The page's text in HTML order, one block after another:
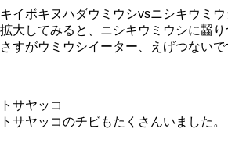
キイボキヌハダウミウシvsニシキウミウ
拡大してみると、ニシキウミウシに齧り
さすがウミウシイーター、えげつないで
トサヤッコ
トサヤッコのチビもたくさんいました。